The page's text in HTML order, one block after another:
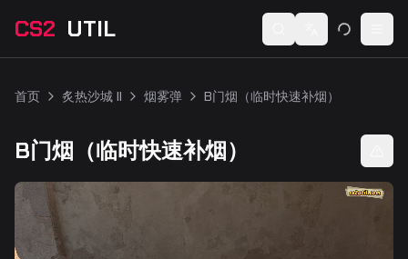
CS2 UTIL Switch language
首页 炙热沙城 II 烟雾弹 B门烟（临时快速补烟）
B门烟（临时快速补烟）